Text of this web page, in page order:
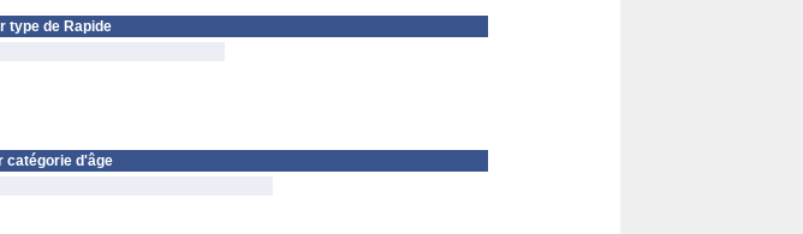
type de Rapide
catégorie d'âge